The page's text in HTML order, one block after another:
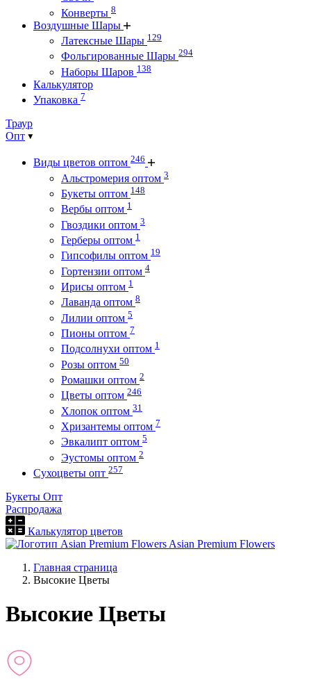
Конверты 8
Воздушные Шары
Латексные Шары 129
Фольгированные Шары 294
Наборы Шаров 138
Калькулятор
Упаковка 7
Траур
Опт
Виды цветов оптом 246
Альстромерия оптом 3
Букеты оптом 148
Вербы оптом 1
Гвоздики оптом 3
Герберы оптом 1
Гипсофилы оптом 19
Гортензии оптом 4
Ирисы оптом 1
Лаванда оптом 8
Лилии оптом 5
Пионы оптом 7
Подсолнухи оптом 1
Розы оптом 50
Ромашки оптом 2
Цветы оптом 246
Хлопок оптом 31
Хризантемы оптом 7
Эвкалипт оптом 5
Эустомы оптом 2
Сухоцветы опт 257
Букеты Опт
Распродажа
Калькулятор цветов
Asian Premium Flowers
Главная страница
Высокие Цветы
Высокие Цветы